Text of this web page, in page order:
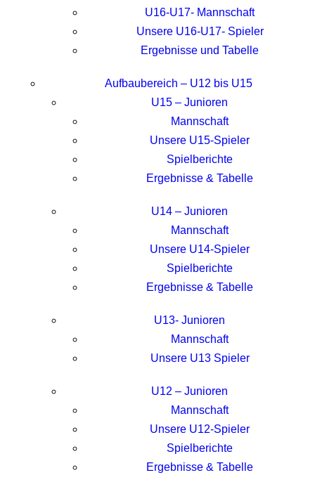
U16-U17- Mannschaft
Unsere U16-U17- Spieler
Ergebnisse und Tabelle
Aufbaubereich – U12 bis U15
U15 – Junioren
Mannschaft
Unsere U15-Spieler
Spielberichte
Ergebnisse & Tabelle
U14 – Junioren
Mannschaft
Unsere U14-Spieler
Spielberichte
Ergebnisse & Tabelle
U13- Junioren
Mannschaft
Unsere U13 Spieler
U12 – Junioren
Mannschaft
Unsere U12-Spieler
Spielberichte
Ergebnisse & Tabelle